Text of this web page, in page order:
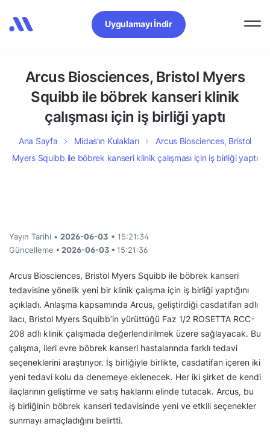
Uygulamayı İndir
Arcus Biosciences, Bristol Myers
Squibb ile böbrek kanseri klinik
çalışması için iş birliği yaptı
Ana Sayfa Midas’ın Kulakları
Arcus Biosciences, Bristol
Myers Squibb ile böbrek kanseri klinik çalışması için iş birliği yaptı
Yayın Tarihi • 2026-06-03 • 15:21:34
Güncelleme • 2026-06-03 • 15:21:36
Arcus Biosciences, Bristol Myers Squibb ile böbrek kanseri
tedavisine yönelik yeni bir klinik çalışma için iş birliği yaptığını
açıkladı. Anlaşma kapsamında Arcus, geliştirdiği casdatifan adlı
ilacı, Bristol Myers Squibb’in yürüttüğü Faz 1/2 ROSETTA RCC-
208 adlı klinik çalışmada değerlendirilmek üzere sağlayacak. Bu
çalışma, ileri evre böbrek kanseri hastalarında farklı tedavi
seçeneklerini araştırıyor. İş birliğiyle birlikte, casdatifan içeren iki
yeni tedavi kolu da denemeye eklenecek. Her iki şirket de kendi
ilaçlarının geliştirme ve satış haklarını elinde tutacak. Arcus, bu
iş birliğinin böbrek kanseri tedavisinde yeni ve etkili seçenekler
sunmayı amaçladığını belirtti.